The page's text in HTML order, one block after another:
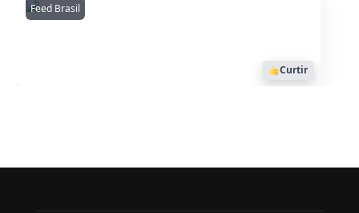
Feed BrasilAmazonianarede
1053
Curtir